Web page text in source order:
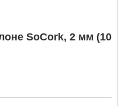
SoCork, 2 мм (10